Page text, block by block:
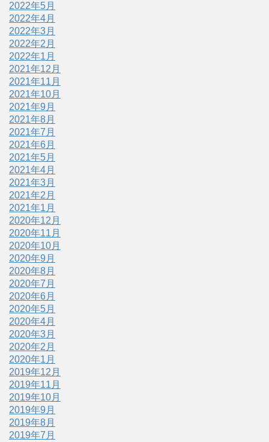
2022年5月
2022年4月
2022年3月
2022年2月
2022年1月
2021年12月
2021年11月
2021年10月
2021年9月
2021年8月
2021年7月
2021年6月
2021年5月
2021年4月
2021年3月
2021年2月
2021年1月
2020年12月
2020年11月
2020年10月
2020年9月
2020年8月
2020年7月
2020年6月
2020年5月
2020年4月
2020年3月
2020年2月
2020年1月
2019年12月
2019年11月
2019年10月
2019年9月
2019年8月
2019年7月